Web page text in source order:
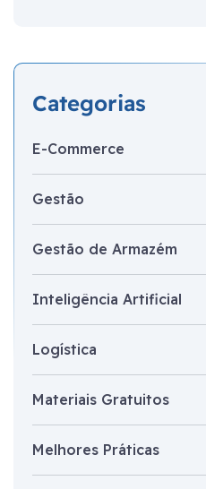
Categorias
E-Commerce
Gestão
Gestão de Armazém
Inteligência Artificial
Logística
Materiais Gratuitos
Melhores Práticas